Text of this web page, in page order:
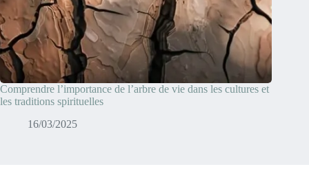
Comprendre l’importance de l’arbre de vie dans les cultures et
les traditions spirituelles
16/03/2025